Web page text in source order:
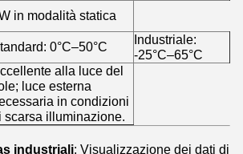
in modalità statica
0°C–50°C
Industriale:
-25°C–65°C
alla luce del
luce esterna
in condizioni
scarsa illuminazione.
industriali: Visualizzazione dei dati di